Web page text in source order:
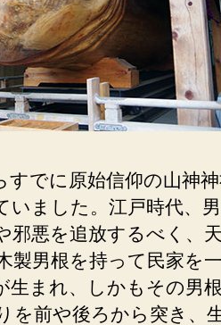
すでに原始信仰の山神
いました。江戸時代、
邪悪を追放するべく、
製男根を持って民家を
生まれ、しかもその男
を前や後ろから突き、